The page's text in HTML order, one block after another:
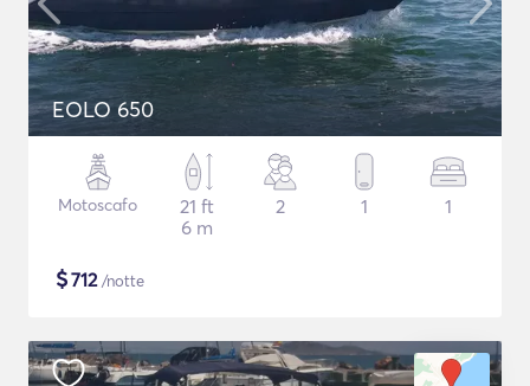
EOLO 650
Motoscafo
21 ft
6 m
2 1 1
$712/notte